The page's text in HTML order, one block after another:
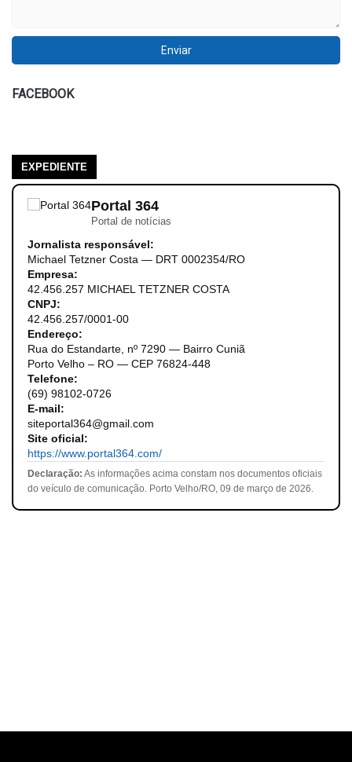
FACEBOOK
EXPEDIENTE
Portal 364
Portal de notícias
Jornalista responsável:
Michael Tetzner Costa — DRT 0002354/RO
Empresa:
42.456.257 MICHAEL TETZNER COSTA
CNPJ:
42.456.257/0001-00
Endereço:
Rua do Estandarte, nº 7290 — Bairro Cuniã
Porto Velho – RO — CEP 76824-448
Telefone:
(69) 98102-0726
E-mail:
siteportal364@gmail.com
Site oficial:
https://www.portal364.com/
Declaração: As informações acima constam nos documentos oficiais
do veículo de comunicação. Porto Velho/RO, 09 de março de 2026.